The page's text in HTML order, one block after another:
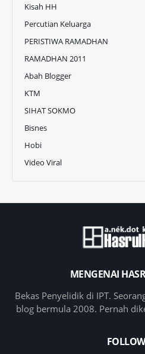
Kisah HH
Percutian Keluarga
PERISTIWA RAMADHAN
RAMADHAN 2011
Abah Blogger
KTM
SIHAT SOKMO
Bisnes
Hobi
Video Viral
MENGENAI
Bekas Penyelidik di IPT.
blog bermula 2008. Pernah